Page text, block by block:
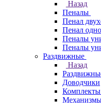
Назад
Пеналы
Пенал
Пенал
Пеналы
Пеналы
Раздвижные
Назад
Доводчики
Комплекты